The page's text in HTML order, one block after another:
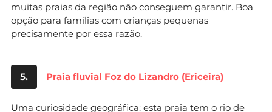
muitas praias da região não conseguem garantir. Boa
opção para famílias com crianças pequenas
precisamente por essa razão.
5. Praia fluvial Foz do Lizandro (Ericeira)
Uma curiosidade geográfica: esta praia tem o rio de